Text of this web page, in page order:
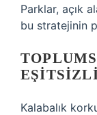
Parklar, açık
bu stratejinin
Kalabalık